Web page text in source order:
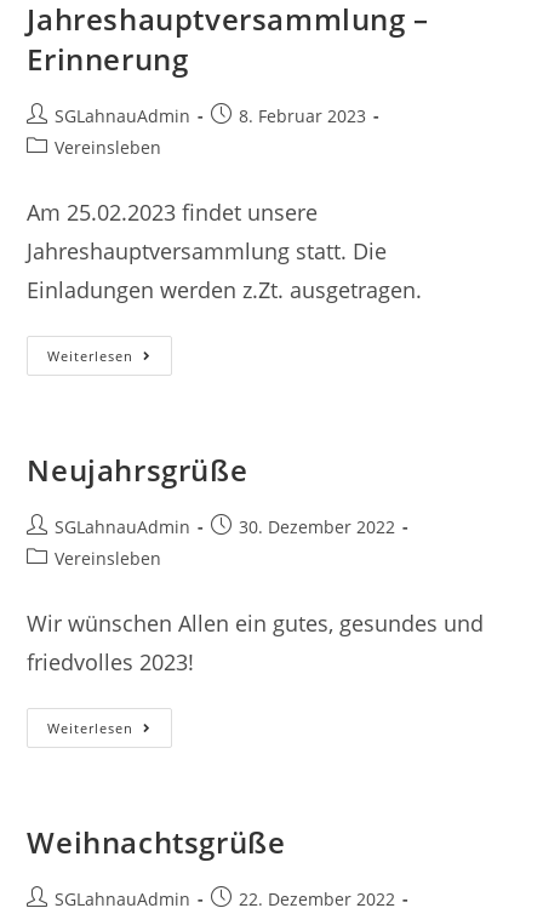
Jahreshauptversammlung –
Erinnerung
Beitrags-
Autor:
SGLahnauAdmin
Beitrag8. Februar 2023
Beitrags-
Vereinsleben
Am 25.02.2023 findet unsere
Jahreshauptversammlung statt. Die
Einladungen werden z.Zt. ausgetragen.
Weiterlesen Jahreshauptversammlung
–
Neujahrsgrüße
Beitrags-
Autor:
SGLahnauAdmin
Beitrag30. Dezember 2022
Beitrags-
Vereinsleben
Wir wünschen Allen ein gutes, gesundes und
friedvolles 2023!
Weiterlesen Neujahrsgrüße
Weihnachtsgrüße
Beitrags-
SGLahnauAdmin Beitrag22. Dezember 2022